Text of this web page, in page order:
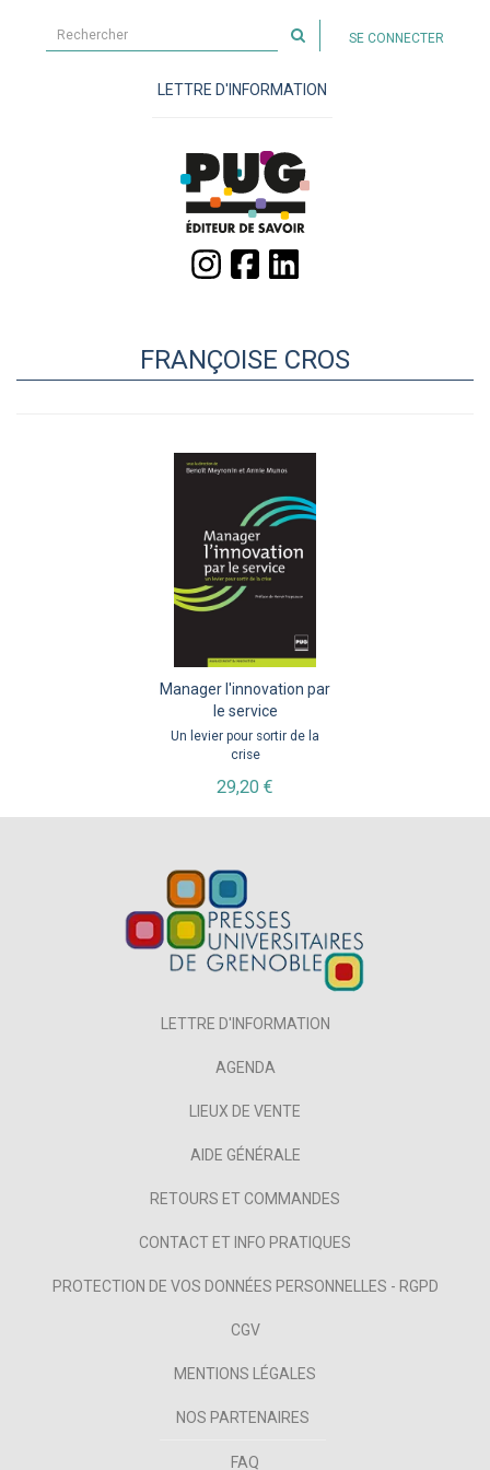
sur
site
SE CONNECTER
LETTRE D'INFORMATION
FRANÇOISE CROS
Manager l'innovation par
le service
Un levier pour sortir de la
crise
29,20 €
LETTRE D'INFORMATION
AGENDA
LIEUX DE VENTE
AIDE GÉNÉRALE
RETOURS ET COMMANDES
CONTACT ET INFO PRATIQUES
PROTECTION DE VOS DONNÉES PERSONNELLES - RGPD
CGV
MENTIONS LÉGALES
NOS PARTENAIRES
FAQ